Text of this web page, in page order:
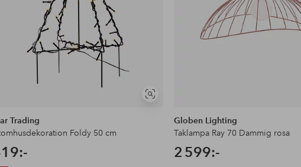
Visa
Trading
Foldy 50 cm
Globen Lighting
Taklampa Ray 70 Dammig rosa
2 599:-